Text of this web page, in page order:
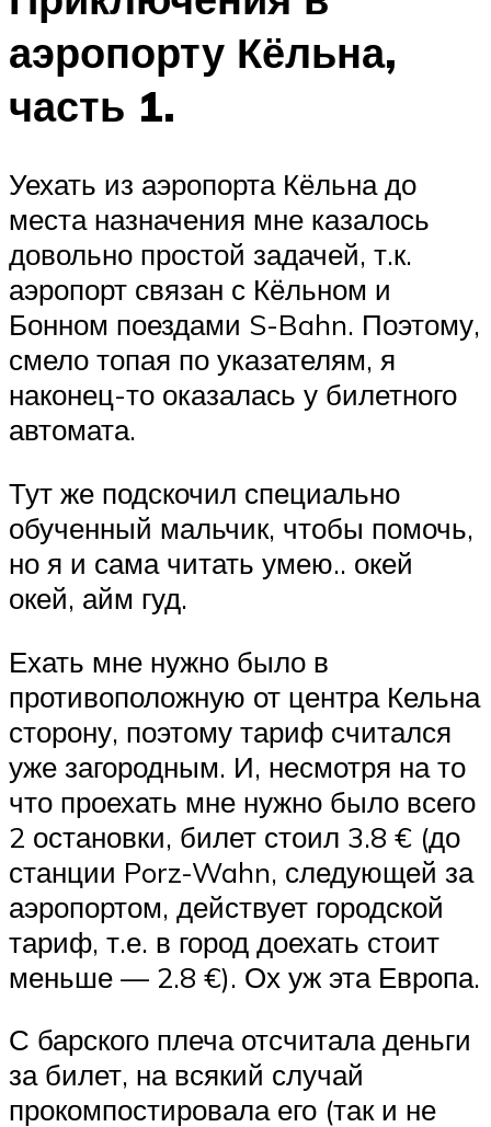
аэропорту Кёльна,
часть 1.
Уехать из аэропорта Кёльна до
места назначения мне казалось
довольно простой задачей, т.к.
аэропорт связан с Кёльном и
Бонном поездами S-Bahn. Поэтому,
смело топая по указателям, я
наконец-то оказалась у билетного
автомата.
Тут же подскочил специально
обученный мальчик, чтобы помочь,
но я и сама читать умею.. окей
окей, айм гуд.
Ехать мне нужно было в
противоположную от центра Кельна
сторону, поэтому тариф считался
уже загородным. И, несмотря на то
что проехать мне нужно было всего
2 остановки, билет стоил 3.8 € (до
станции Porz-Wahn, следующей за
аэропортом, действует городской
тариф, т.е. в город доехать стоит
меньше — 2.8 €). Ох уж эта Европа.
С барского плеча отсчитала деньги
за билет, на всякий случай
прокомпостировала его (так и не